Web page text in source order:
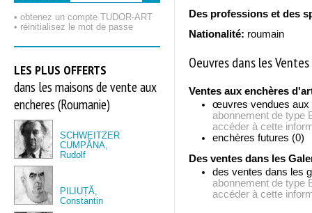
• obtenez un compte TUDOR‑ART
• réinitialisez le mot de passe
LES PLUS OFFERTS
dans les maisons de vente aux
encheres (Roumanie)
SCHWEITZER
CUMPĂNA,
Rudolf
PILIUȚĂ,
Constantin
Des professions et des
Nationalité: roumain
Oeuvres dans les
Ventes aux enchères
œuvres vendues
abonnement de type
accéder à cette
enchères futures (0)
Des ventes dans les
des ventes dans les
abonnement de type
accéder à cette